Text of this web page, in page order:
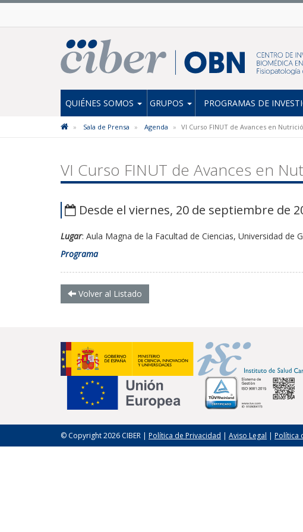
QUIÉNES SOMOS GRUPOS PROGRAMAS DE
Sala de Prensa Agenda VI Curso FINUT de Avances en
VI Curso FINUT de Avances en
Desde el viernes, 20 de septiembre de
Lugar: Aula Magna de la Facultad de Ciencias, Universidad de
Programa
Volver al Listado
© Copyright 2026 CIBER | Política de Privacidad | Aviso Legal | Política